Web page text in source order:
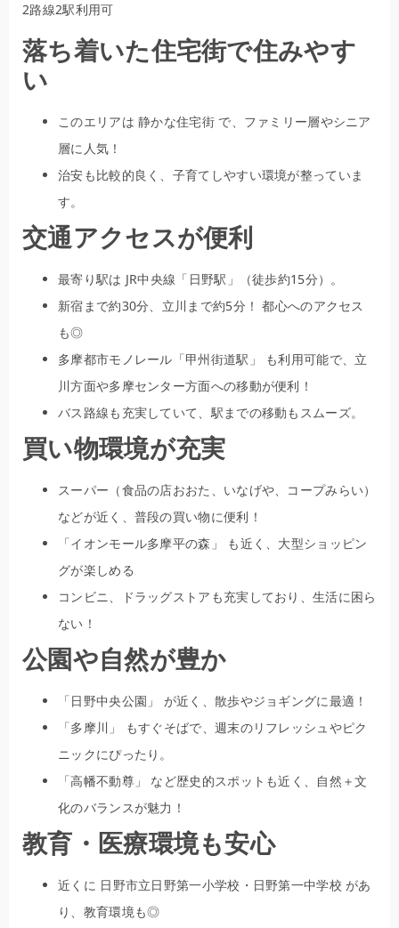
2路線2駅利用可
落ち着いた住宅街で住みやす
い
このエリアは 静かな住宅街 で、ファミリー層やシニア
層に人気！
治安も比較的良く、子育てしやすい環境が整っていま
す。
交通アクセスが便利
最寄り駅は JR中央線「日野駅」（徒歩約15分）。
新宿まで約30分、立川まで約5分！ 都心へのアクセス
も◎
多摩都市モノレール「甲州街道駅」 も利用可能で、立
川方面や多摩センター方面への移動が便利！
バス路線も充実していて、駅までの移動もスムーズ。
買い物環境が充実
スーパー（食品の店おおた、いなげや、コープみらい）
などが近く、普段の買い物に便利！
「イオンモール多摩平の森」 も近く、大型ショッピン
グが楽しめる
コンビニ、ドラッグストアも充実しており、生活に困ら
ない！
公園や自然が豊か
「日野中央公園」 が近く、散歩やジョギングに最適！
「多摩川」 もすぐそばで、週末のリフレッシュやピク
ニックにぴったり。
「高幡不動尊」 など歴史的スポットも近く、自然＋文
化のバランスが魅力！
教育・医療環境も安心
近くに 日野市立日野第一小学校・日野第一中学校 があ
り、教育環境も◎